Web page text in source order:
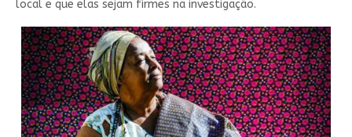
local e que elas sejam firmes na investigação.